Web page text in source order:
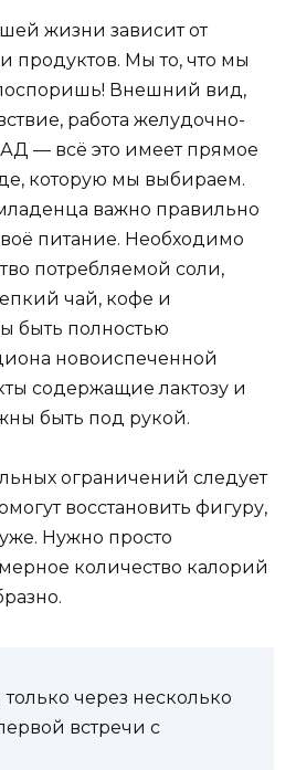
жизни зависит от
продуктов. Мы то, что мы
Внешний вид,
работа желудочно-
— всё это имеет прямое
которую мы выбираем.
важно правильно
питание. Необходимо
потребляемой соли,
чай, кофе и
быть полностью
новоиспеченной
содержащие лактозу и
быть под рукой.
ограничений следует
восстановить фигуру,
Нужно просто
количество калорий
через несколько
встречи с